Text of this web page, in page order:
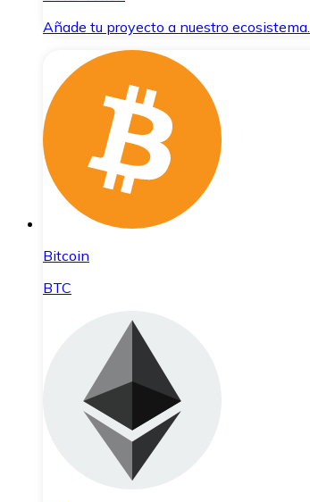
Añade tu proyecto a nuestro ecosistema.
Bitcoin
BTC